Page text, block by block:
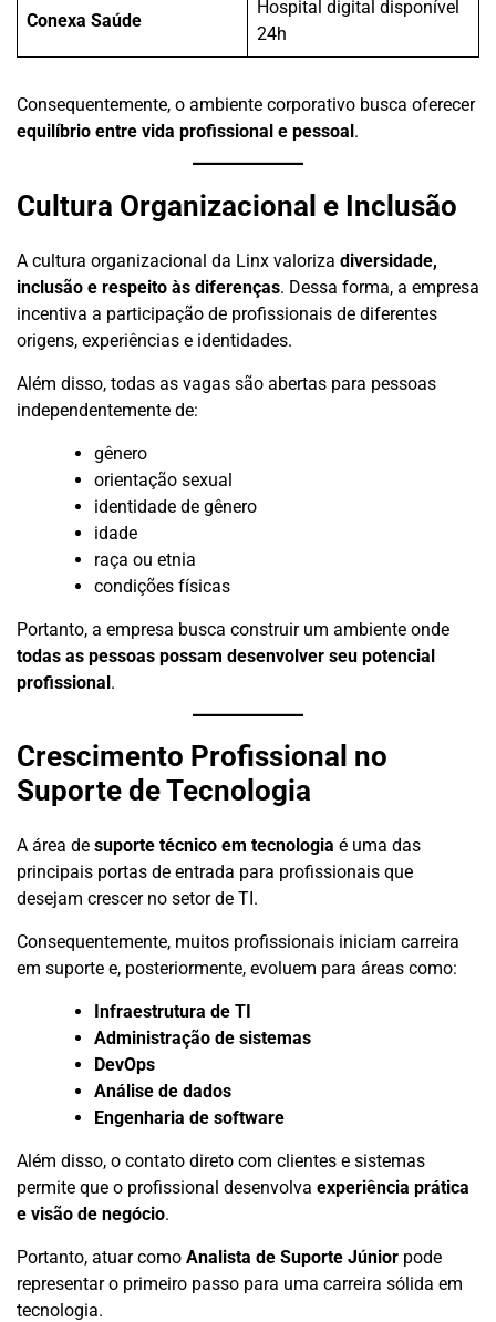
Conexa Saúde
Hospital digital disponível
24h
Consequentemente, o ambiente corporativo busca oferecer
equilíbrio entre vida profissional e pessoal .
Cultura Organizacional e Inclusão
A cultura organizacional da Linx valoriza diversidade,
inclusão e respeito às diferenças. Dessa forma, a empresa
incentiva a participação de profissionais de diferentes
origens, experiências e identidades.
Além disso, todas as vagas são abertas para pessoas
independentemente de:
gênero
orientação sexual
identidade de gênero
idade
raça ou etnia
condições físicas
Portanto, a empresa busca construir um ambiente onde
todas as pessoas possam desenvolver seu potencial
profissional.
Crescimento Profissional no
Suporte de Tecnologia
A área de suporte técnico em tecnologia é uma das
principais portas de entrada para profissionais que
desejam crescer no setor de TI.
Consequentemente, muitos profissionais iniciam carreira
em suporte e, posteriormente, evoluem para áreas como:
Infraestrutura de TI
Administração de sistemas
DevOps
Análise de dados
Engenharia de software
Além disso, o contato direto com clientes e sistemas
permite que o profissional desenvolva experiência prática
e visão de negócio.
Portanto, atuar como Analista de Suporte Júnior pode
representar o primeiro passo para uma carreira sólida em
tecnologia.